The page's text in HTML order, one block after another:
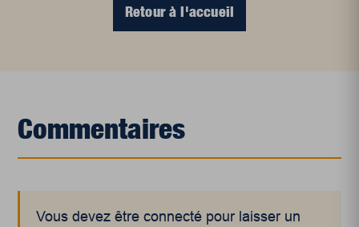
Retour à l'accueil
Commentaires
Vous devez être connecté pour laisser un